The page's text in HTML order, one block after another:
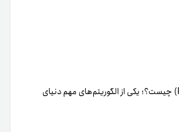
اثبات سوزاندن (PoB) چیست؟؛ یکی از الگوریتم‌های مهم دنیای